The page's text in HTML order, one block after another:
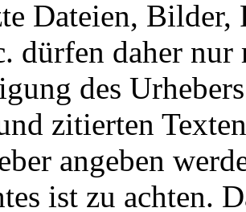
Dateien,
dürfen daher
des
zitierten
angeben
ist zu achten.